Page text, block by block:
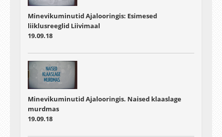
Minevikuminutid Ajalooringis: Esimesed
liiklusreeglid Liivimaal
19.09.18
Minevikuminutid Ajalooringis. Naised klaaslage
murdmas
19.09.18